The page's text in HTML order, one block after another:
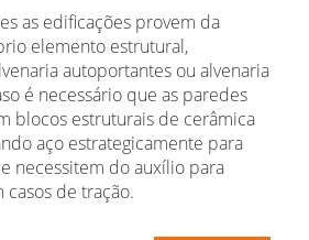
as edificações provem da
elemento estrutural,
autoportantes ou alvenaria
é necessário que as paredes
blocos estruturais de cerâmica
aço estrategicamente para
necessitem do auxílio para
casos de tração.